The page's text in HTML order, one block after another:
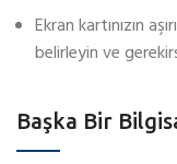
Ekran kartınızın
belirleyin ve
Başka Bir